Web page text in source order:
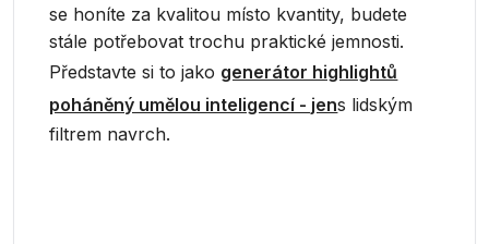
se honíte za kvalitou místo kvantity, budete
stále potřebovat trochu praktické jemnosti.
Představte si to jako generátor highlightů
poháněný umělou inteligencí - jens lidským
filtrem navrch.